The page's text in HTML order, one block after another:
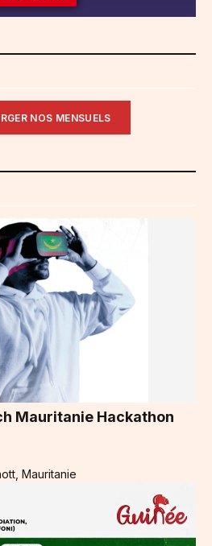
NOS MENSUELS
Mauritanie Hackathon
Mauritanie